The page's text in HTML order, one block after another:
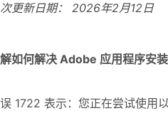
更新日期： 2026年2月12日
如何解决 Adobe 应用程序安
1722 表示：您正在尝试使用